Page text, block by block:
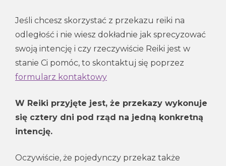
Jeśli chcesz skorzystać z przekazu reiki na
odległość i nie wiesz dokładnie jak sprecyzować
swoją intencję i czy rzeczywiście Reiki jest w
stanie Ci pomóc, to skontaktuj się poprzez
formularz kontaktowy
W Reiki przyjęte jest, że przekazy wykonuje
się cztery dni pod rząd na jedną konkretną
intencję.
Oczywiście, że pojedynczy przekaz także